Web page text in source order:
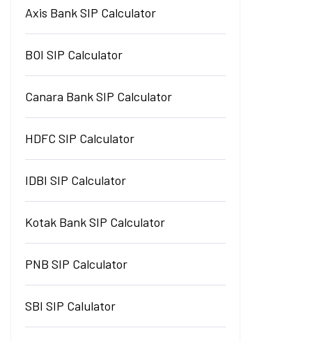
Axis Bank SIP Calculator
BOI SIP Calculator
Canara Bank SIP Calculator
HDFC SIP Calculator
IDBI SIP Calculator
Kotak Bank SIP Calculator
PNB SIP Calculator
SBI SIP Calulator